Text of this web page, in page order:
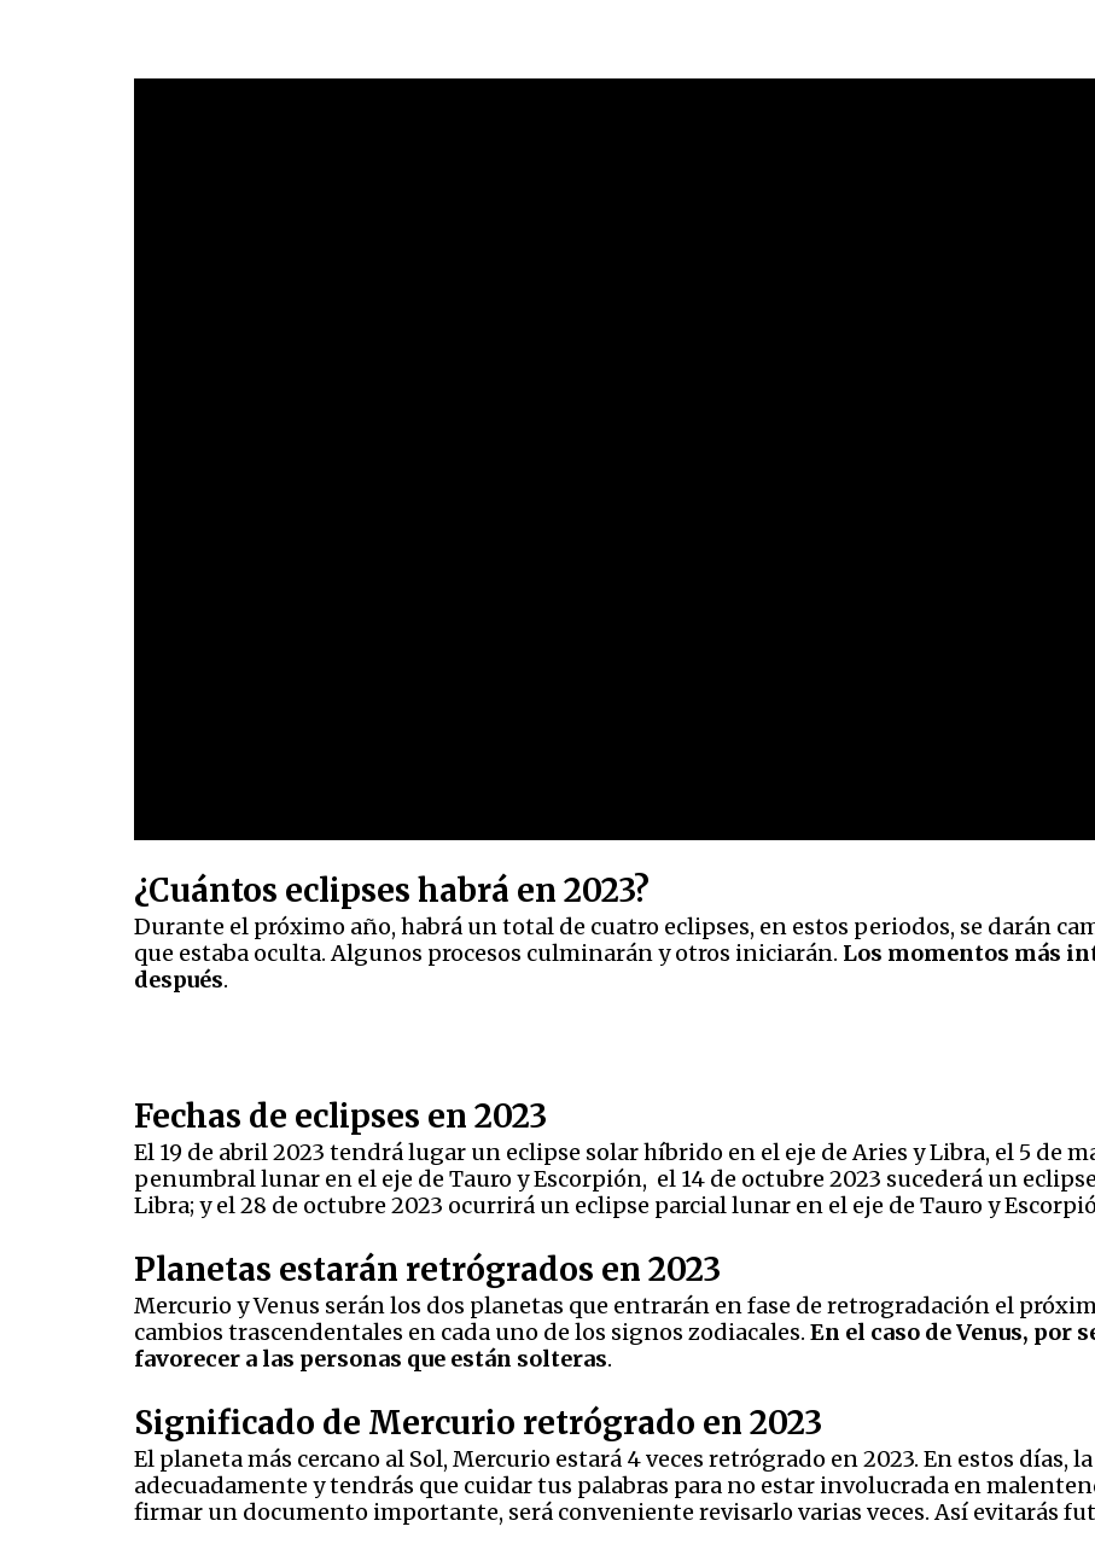
¿Cuántos eclipses habrá en 2023?
Durante el próximo año, habrá un total de cuatro eclipses, en estos periodos, se darán
que estaba oculta. Algunos procesos culminarán y otros iniciarán. Los momentos más
después.
Fechas de eclipses en 2023
El 19 de abril 2023 tendrá lugar un eclipse solar híbrido en el eje de Aries y Libra, el 5 de
penumbral lunar en el eje de Tauro y Escorpión, el 14 de octubre 2023 sucederá un
Libra; y el 28 de octubre 2023 ocurrirá un eclipse parcial lunar en el eje de Tauro y
Planetas estarán retrógrados en 2023
Mercurio y Venus serán los dos planetas que entrarán en fase de retrogradación el
cambios trascendentales en cada uno de los signos zodiacales. En el caso de Venus, por
favorecer a las personas que están solteras.
Significado de Mercurio retrógrado en 2023
El planeta más cercano al Sol, Mercurio estará 4 veces retrógrado en 2023. En estos días,
adecuadamente y tendrás que cuidar tus palabras para no estar involucrada en
firmar un documento importante, será conveniente revisarlo varias veces. Así evitarás